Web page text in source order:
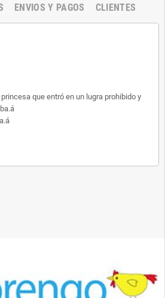
ENVIOS Y PAGOS CLIENTES
que entró en un lugra prohibido y